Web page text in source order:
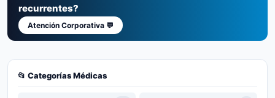
📂 Categorías Médicas
recurrentes?
Atención Corporativa 💬